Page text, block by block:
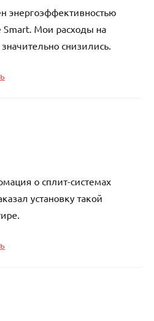
энергоэффективностью
Smart. Мои расходы на
снизились.
о сплит-системах
установку такой